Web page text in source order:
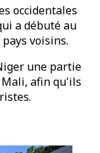
occidentales
a débuté au
voisins.
une partie
Mali, afin qu'ils